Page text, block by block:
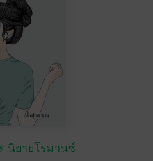
นิยายโรมานซ์